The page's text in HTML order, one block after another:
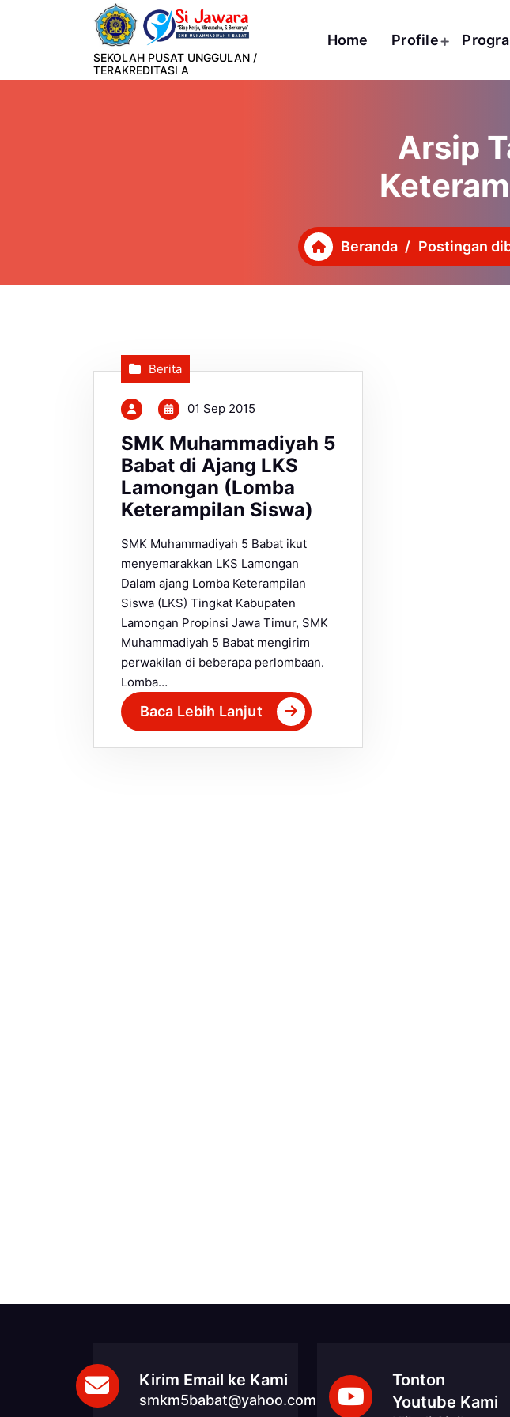
SEKOLAH PUSAT UNGGULAN /
TERAKREDITASI A
Home Profile
Arsip
Beranda / Postingan
Berita
01 Sep 2015
SMK Muhammadiyah 5
Babat di Ajang LKS
Lamongan (Lomba
Keterampilan Siswa)
SMK Muhammadiyah 5 Babat ikut
menyemarakkan LKS Lamongan
Dalam ajang Lomba Keterampilan
Siswa (LKS) Tingkat Kabupaten
Lamongan Propinsi Jawa Timur, SMK
Muhammadiyah 5 Babat mengirim
perwakilan di beberapa perlombaan.
Lomba…
Baca Lebih Lanjut
Kirim Email ke Kami
smkm5babat@yahoo.com
Tonton
Youtube Kami